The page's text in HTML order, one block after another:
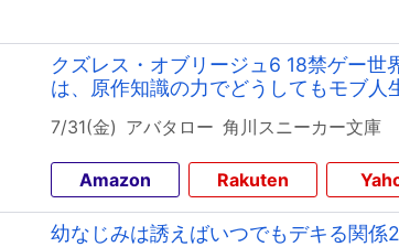
クズレス・オブリージュ6 18禁ゲー
は、原作知識の力でどうしてもモブ人
7/31(金) アバタロー 角川スニーカー文庫
Amazon Rakuten
幼なじみは誘えばいつでもデキる関係2